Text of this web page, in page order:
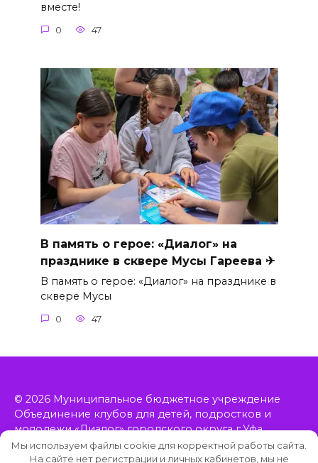
вместе!
0 47
В память о герое: «Диалог» на
празднике в сквере Мусы Гареева ✈
В память о герое: «Диалог» на празднике в
сквере Мусы
0 47
© 2026 Муниципальное бюджетное учреждение
Объединение клубов для детей, подростков и
молодежи «Диалог» городского округа г.Уфа
Республики Башкортостан, включает в себя 11
клубов, расположенных в Орджоникидзевском
Мы используем файлы cookie для корректной работы сайта.
На сайте нет регистрации и личных кабинетов, мы не